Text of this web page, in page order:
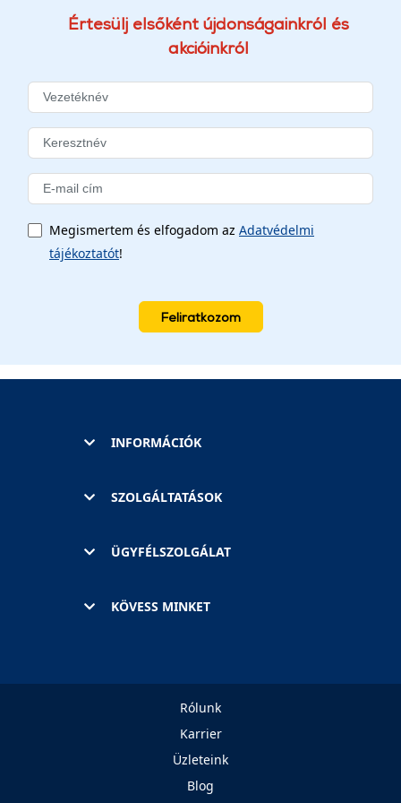
Értesülj elsőként újdonságainkról és
akcióinkról
Megismertem és elfogadom az Adatvédelmi
tájékoztatót!
Feliratkozom
INFORMÁCIÓK
SZOLGÁLTATÁSOK
ÜGYFÉLSZOLGÁLAT
KÖVESS MINKET
Rólunk
Karrier
Üzleteink
Blog